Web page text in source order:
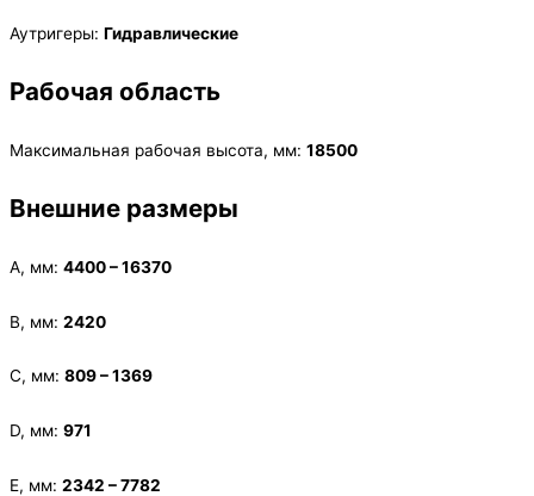
Аутригеры: Гидравлические
Рабочая область
Максимальная рабочая высота, мм: 18500
Внешние размеры
А, мм: 4400 – 16370
В, мм: 2420
С, мм: 809 – 1369
D, мм: 971
E, мм: 2342 – 7782